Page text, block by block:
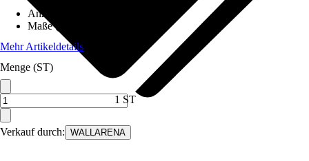
Verkauf durch: WALLARENA
Anzahl der Teile
Maße (BxH)
Mehr Artikeldetails
Menge (ST)
1 ST